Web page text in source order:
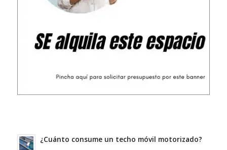
¿Cuánto consume un techo móvil motorizado?